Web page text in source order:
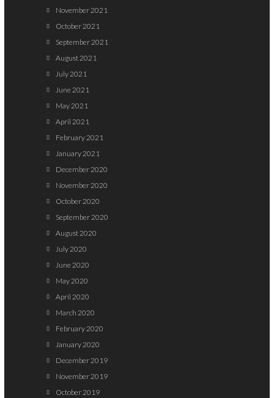
November 2021
October 2021
September 2021
August 2021
July 2021
June 2021
May 2021
April 2021
February 2021
January 2021
December 2020
November 2020
October 2020
September 2020
August 2020
July 2020
June 2020
May 2020
April 2020
March 2020
February 2020
January 2020
December 2019
November 2019
October 2019